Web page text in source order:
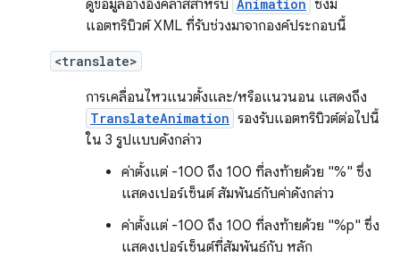
ดูข้อมูลอ้างอิงคลาสสำหรับ Animation ซึ่งมี
แอตทริบิวต์ XML ที่รับช่วงมาจากองค์ประกอบนี้
<translate>
การเคลื่อนไหวแนวตั้งและ/หรือแนวนอน แสดงถึง
TranslateAnimation รองรับแอตทริบิวต์ต่อไปนี้
ใน 3 รูปแบบดังกล่าว
ค่าตั้งแต่ -100 ถึง 100 ที่ลงท้ายด้วย "%" ซึ่ง
แสดงเปอร์เซ็นต์ สัมพันธ์กับค่าดังกล่าว
ค่าตั้งแต่ -100 ถึง 100 ที่ลงท้ายด้วย "%p" ซึ่ง
แสดงเปอร์เซ็นต์ที่สัมพันธ์กับ หลัก